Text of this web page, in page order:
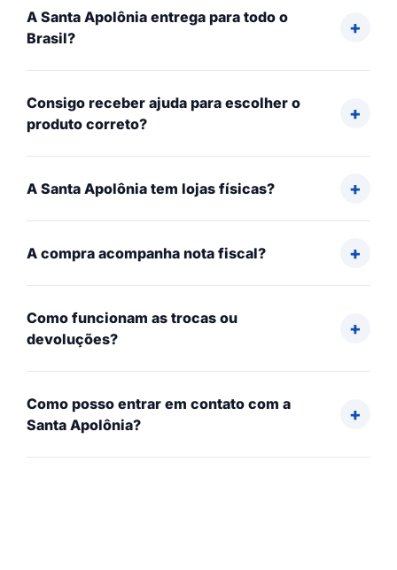
A Santa Apolônia entrega para todo o
Brasil?
Consigo receber ajuda para escolher o
produto correto?
A Santa Apolônia tem lojas físicas?
A compra acompanha nota fiscal?
Como funcionam as trocas ou
devoluções?
Como posso entrar em contato com a
Santa Apolônia?